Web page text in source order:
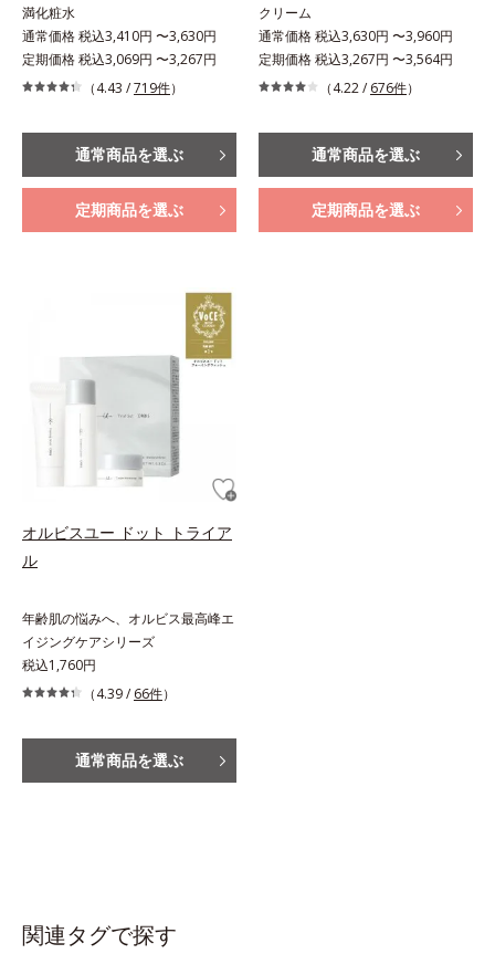
満化粧水
通常価格 税込3,410円 〜3,630円
定期価格 税込3,069円 〜3,267円
（4.43 /719件）
通常商品を選ぶ
定期商品を選ぶ
クリーム
通常価格 税込3,630円 〜3,960円
定期価格 税込3,267円 〜3,564円
（4.22 / 676件）
通常商品を選ぶ
定期商品を選ぶ
オルビスユー ドット トライア
ル
年齢肌の悩みへ、オルビス最高峰エ
イジングケアシリーズ
税込1,760円
（4.39 / 66件）
通常商品を選ぶ
関連タグで探す